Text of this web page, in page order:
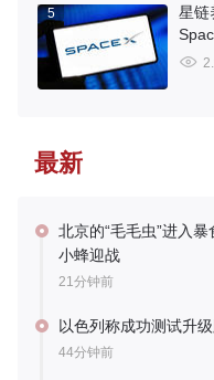
5
星链
最新
北京的“毛毛虫”进入
小蜂迎战
21分钟前
以色列称成功测试升
44分钟前